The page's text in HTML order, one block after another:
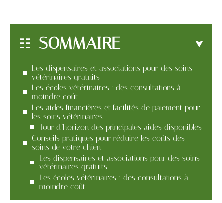
SOMMAIRE
Les dispensaires et associations pour des soins
vétérinaires gratuits
Les écoles vétérinaires : des consultations à
moindre coût
Les aides financières et facilités de paiement pour
les soins vétérinaires
Tour d’horizon des principales aides disponibles
Conseils pratiques pour réduire les coûts des
soins de votre chien
Les dispensaires et associations pour des soins
vétérinaires gratuits
Les écoles vétérinaires : des consultations à
moindre coût